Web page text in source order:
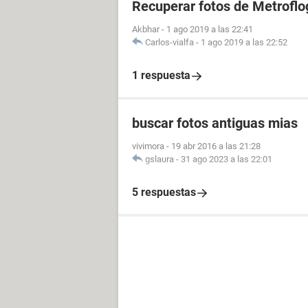
Recuperar fotos de
Akbhar - 1 ago 2019 a las 22:41
Carlos-vialfa - 1 ago 2019 a las 22:52
1 respuesta
buscar fotos antiguas mias
vivimora - 19 abr 2016 a las 21:28
gslaura - 31 ago 2023 a las 22:01
5 respuestas